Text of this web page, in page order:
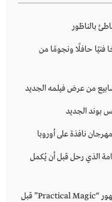
بالناظور
يكشف برنامجًا فنيًا حافلًا ونجومًا من
من عرض فيلمه الجديد
بوند الجديد
الذي رحل قبل أن يُكمل
ساندرا بولوك ونيكول كيدمان تفاجئان جمهور “Practical Magic” قبل